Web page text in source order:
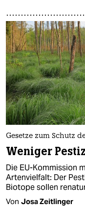
Gesetze zum Schutz
Weniger
Die EU-Kommission
Artenvielfalt: Der
Biotope sollen
Von Josa Zeitlinger